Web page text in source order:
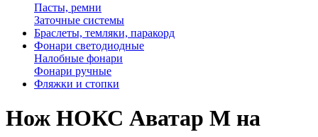
Пасты, ремни
Заточные системы
Браслеты, темляки, паракорд
Фонари светодиодные
Налобные фонари
Фонари ручные
Фляжки и стопки
Нож НОКС Аватар М на